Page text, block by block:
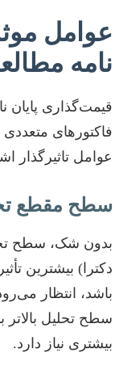
عوامل
نامه
قیمت‌گذاری پایان
فاکتورهای
عوامل تاثیرگذار
سطح مقطع
بدون شک، سطح
دکترا) بیشترین
باشد، انتظار
سطح تحلیل
بیشتری نیاز دارد.